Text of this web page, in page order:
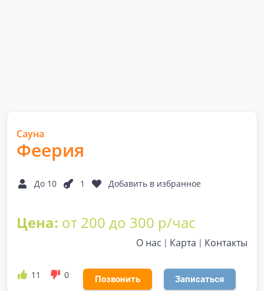
Сауна
Феерия
До 10 1 Добавить в избранное
Цена: от 200 до 300 р/час
О нас Карта Контакты
11 0 Позвонить Записаться